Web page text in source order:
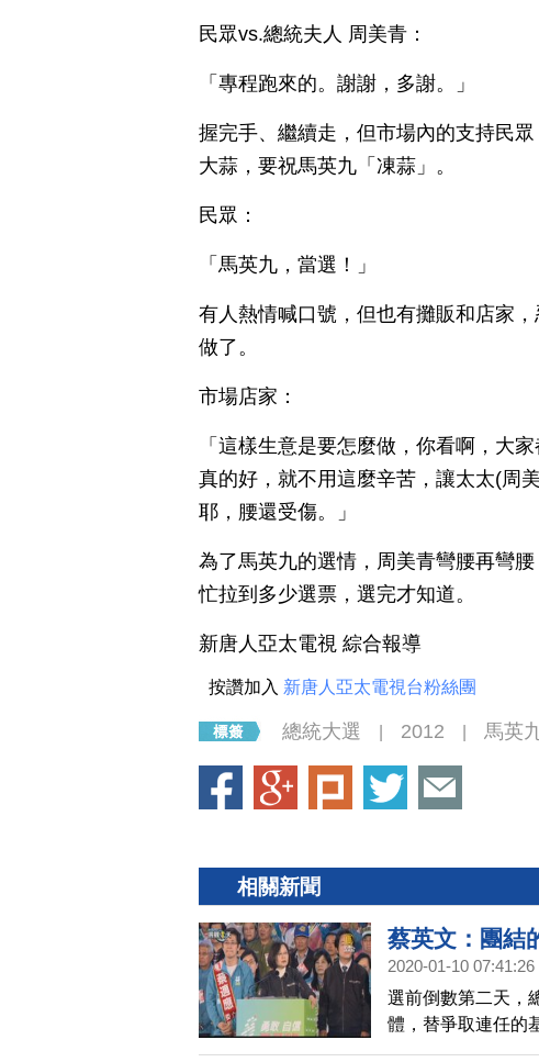
民眾vs.總統夫人 周美青：
「專程跑來的。謝謝，多謝。」
握完手、繼續走，但市場內的支持民
大蒜，要祝馬英九「凍蒜」。
民眾：
「馬英九，當選！」
有人熱情喊口號，但也有攤販和店家
做了。
市場店家：
「這樣生意是要怎麼做，你看啊，大
真的好，就不用這麼辛苦，讓太太(周
耶，腰還受傷。」
為了馬英九的選情，周美青彎腰再彎
忙拉到多少選票，選完才知道。
新唐人亞太電視 綜合報導
按讚加入 新唐人亞太電視台粉絲團
總統大選 2012 馬英
相關新聞
蔡英文：團結
2020-01-10 07:41:26
選前倒數第二天，
體，替爭取連任的
挺，蔡英文表示，